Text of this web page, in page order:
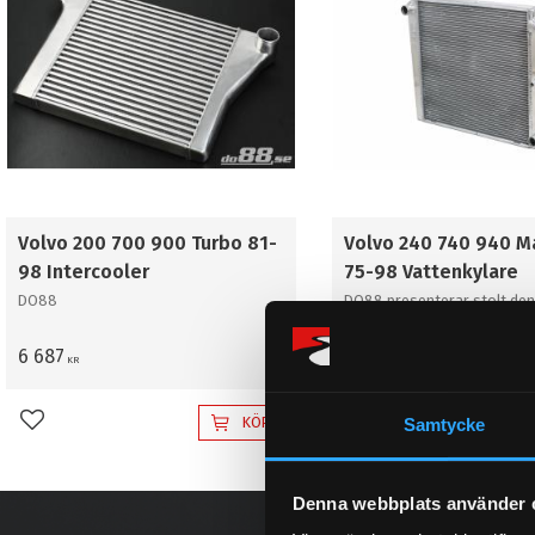
Samtycke
Denna webbplats använder
Volvo 200 700 900 Turbo 81-
98 Intercooler
DO88
6 687 KR
Lägg till i favoriter KÖP
Volvo 240 740 940
75-98 Vattenkylare
DO88 presenterar stolt
Lägg till i favoriter